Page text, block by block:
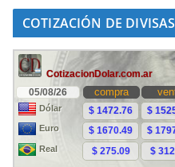
COTIZACIÓN DE DIVISAS